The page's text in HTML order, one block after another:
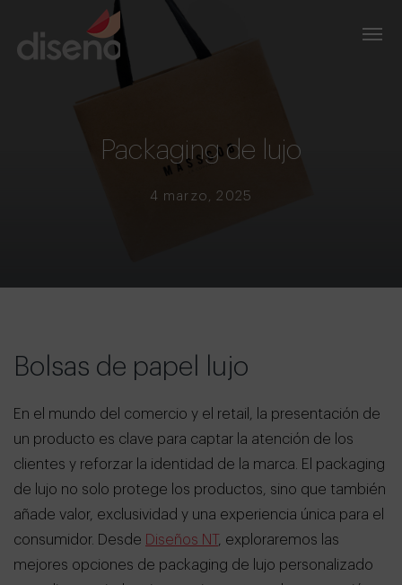
Packaging de lujo
4 marzo, 2025
Bolsas de papel lujo
En el mundo del comercio y el retail, la presentación de
un producto es clave para captar la atención de los
clientes y reforzar la identidad de la marca. El packaging
de lujo no solo protege los productos, sino que también
añade valor, exclusividad y una experiencia única para el
consumidor. Desde
Diseños NT
, exploraremos las
mejores opciones de packaging de lujo personalizado